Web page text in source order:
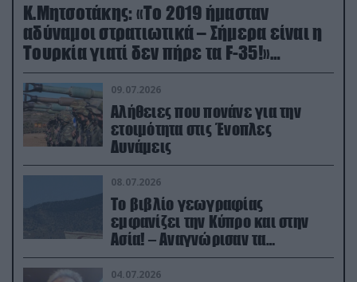
Κ.Μητσοτάκης: «Το 2019 ήμασταν
αδύναμοι στρατιωτικά – Σήμερα είναι η
Τουρκία γιατί δεν πήρε τα F-35!»
(βίντεο)
09.07.2026
Αλήθειες που πονάνε για την
ετοιμότητα στις Ένοπλες
Δυνάμεις
08.07.2026
Το βιβλίο γεωγραφίας
εμφανίζει την Κύπρο και στην
Ασία! – Αναγνώρισαν τα
κατεχόμενα; (φωτο)
04.07.2026